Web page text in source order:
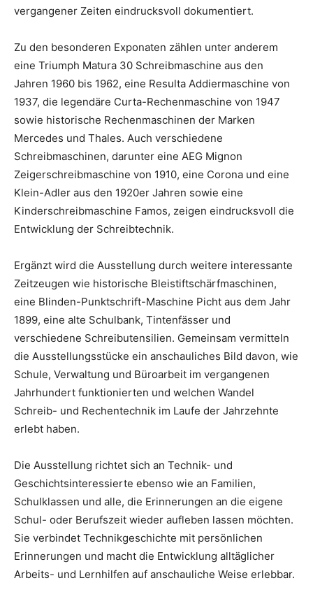
vergangener Zeiten eindrucksvoll dokumentiert.
Zu den besonderen Exponaten zählen unter anderem
eine Triumph Matura 30 Schreibmaschine aus den
Jahren 1960 bis 1962, eine Resulta Addiermaschine von
1937, die legendäre Curta-Rechenmaschine von 1947
sowie historische Rechenmaschinen der Marken
Mercedes und Thales. Auch verschiedene
Schreibmaschinen, darunter eine AEG Mignon
Zeigerschreibmaschine von 1910, eine Corona und eine
Klein-Adler aus den 1920er Jahren sowie eine
Kinderschreibmaschine Famos, zeigen eindrucksvoll die
Entwicklung der Schreibtechnik.
Ergänzt wird die Ausstellung durch weitere interessante
Zeitzeugen wie historische Bleistiftschärfmaschinen,
eine Blinden-Punktschrift-Maschine Picht aus dem Jahr
1899, eine alte Schulbank, Tintenfässer und
verschiedene Schreibutensilien. Gemeinsam vermitteln
die Ausstellungsstücke ein anschauliches Bild davon, wie
Schule, Verwaltung und Büroarbeit im vergangenen
Jahrhundert funktionierten und welchen Wandel
Schreib- und Rechentechnik im Laufe der Jahrzehnte
erlebt haben.
Die Ausstellung richtet sich an Technik- und
Geschichtsinteressierte ebenso wie an Familien,
Schulklassen und alle, die Erinnerungen an die eigene
Schul- oder Berufszeit wieder aufleben lassen möchten.
Sie verbindet Technikgeschichte mit persönlichen
Erinnerungen und macht die Entwicklung alltäglicher
Arbeits- und Lernhilfen auf anschauliche Weise erlebbar.